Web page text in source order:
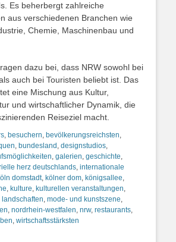
Es beherbergt zahlreiche
aus verschiedenen Branchen wie
Chemie, Maschinenbau und
dazu bei, dass NRW sowohl bei
auch bei Touristen beliebt ist. Das
eine Mischung aus Kultur,
und wirtschaftlicher Dynamik, die
Reiseziel macht.
, besuchern, bevölkerungsreichsten,
, bundesland , designstudios,
, galerien, geschichte,
herz deutschlands, internationale
domstadt, kölner dom, königsallee,
, kulture, kulturellen veranstaltungen,
landschaften, mode- und kunstszene,
, nordrhein-westfalen, nrw, restaurants,
, wirtschaftsstärksten